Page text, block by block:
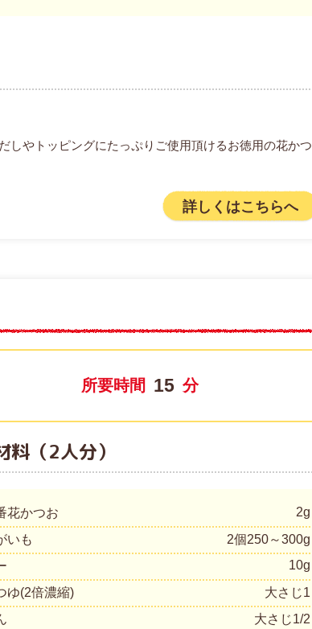
しやトッピングにたっぷりご使用頂けるお徳用の花かつ
詳しくはこちらへ
所要時間 15 分
料（2人分）
花かつお
2g
いも
2個250～300g
10g
ゆ(2倍濃縮)
大さじ1
大さじ1/2